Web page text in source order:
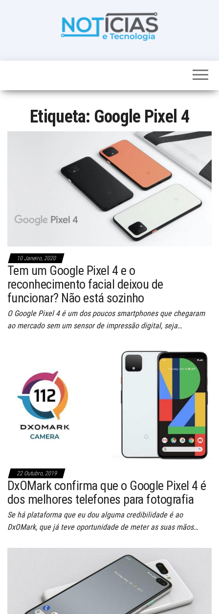
noticias de
num só lugar
Etiqueta: Google Pixel 4
10 Janeiro, 2020
Tem um Google Pixel 4 e o
reconhecimento facial deixou de
funcionar? Não está sozinho
O Google Pixel 4 é um dos poucos smartphones que chegaram
ao mercado sem um sensor de impressão digital, seja…
22 Outubro, 2019
DxOMark confirma que o Google Pixel 4 é
dos melhores telefones para fotografia
Se há plataforma que eu dou alguma credibilidade é ao
DxOMark, que já teve oportunidade de meter as suas mãos…